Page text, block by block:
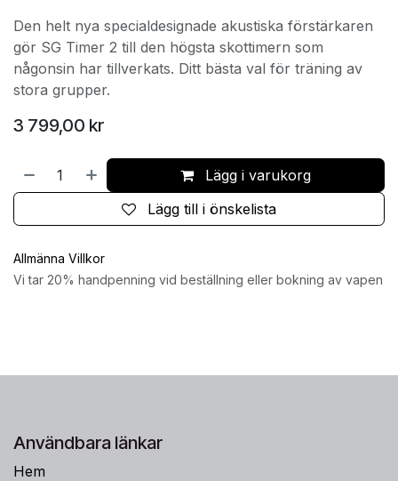
Den helt nya specialdesignade akustiska förstärkaren
gör SG Timer 2 till den högsta skottimern som
någonsin har tillverkats. Ditt bästa val för träning av
stora grupper.
3 799,00 kr
Lägg i varukorg
Lägg till i önskelista
Allmänna Villkor
Vi tar 20% handpenning vid beställning eller bokning av vapen
Användbara länkar
Hem